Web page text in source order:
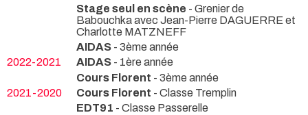
Stage seul en scène - Grenier de
Babouchka avec Jean-Pierre DAGUERRE et
Charlotte MATZNEFF
AIDAS - 3ème année
2022-2021
AIDAS - 1ère année
Cours Florent - 3ème année
2021-2020
Cours Florent - Classe Tremplin
EDT91 - Classe Passerelle